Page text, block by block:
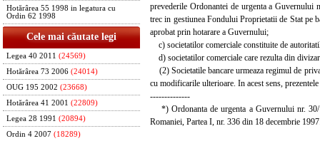
Hotărârea 55 1998 in legatura cu
Ordin 62 1998
Cele mai căutate legi
Legea 40 2011 (24569)
Hotărârea 73 2006 (24014)
OUG 195 2002 (23668)
Hotărârea 41 2001 (22809)
Legea 28 1991 (20894)
Ordin 4 2007 (18289)
prevederile Ordonantei de urgenta a
trec in gestiunea Fondului Proprietatii de Stat pe
aprobat prin hotarare a Guvernului;
c) societatilor comerciale constituite de
d) societatilor comerciale care rezulta din
(2) Societatile bancare urmeaza regimul de
cu modificarile ulterioare. In acest sens,
--------------
*) Ordonanta de urgenta a Guvernului nr.
Romaniei, Partea I, nr. 336 din 18 decembrie